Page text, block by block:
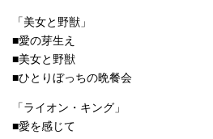
「美女と野獣」
■愛の芽生え
■美女と野獣
■ひとりぼっちの晩餐会
「ライオン・キング」
■愛を感じて